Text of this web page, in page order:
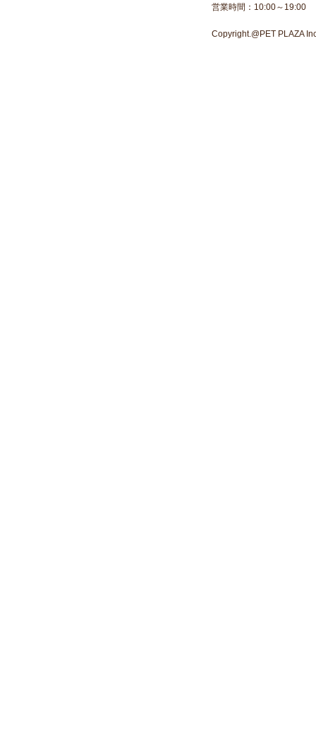
営業時間：10:00～19:00
Copyright.@PET PLAZA